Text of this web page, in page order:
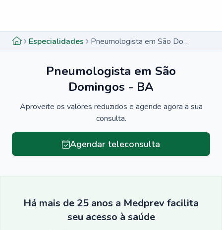
Especialidades Pneumologista em São Domingos - BA
Pneumologista em São
Domingos - BA
Aproveite os valores reduzidos e agende agora a sua
consulta.
Agendar teleconsulta
Há mais de 25 anos a Medprev facilita
seu acesso à saúde